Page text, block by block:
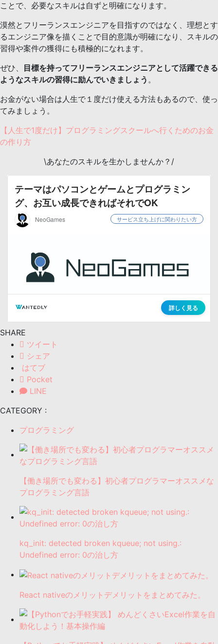
ことで、必要なスキルは自ずと明確になります。
漠然とフリーランスエンジニアを目指すのではなく、理想とす
るエンジニア像を描くことで目的意識が明確になり、スキルの
習得や案件の獲得にも積極的になれます。
ぜひ、 目標を持ってフリーランスエンジニアとして活躍できる
ようなスキルの習得に励んでいきましょう 。
お金がない場合は人生で１度だけ使える方法もあるので、使っ
てみましょう。
【人生で1度だけ】プログラミングスクールへ行くためのお金
の作り方
\あなたのスキルを生かしませんか？/
SHARE
ツイート
シェア
はてブ
Pocket
LINE
CATEGORY :
プログラミング
【働き場所でも変わる】初心者プログラマーオススメな
プログラミング言語
kq_init: detected broken kqueue; not using.:
Undefined error: 0の治し方
React nativeのメリットデメリットをまとめてみた。